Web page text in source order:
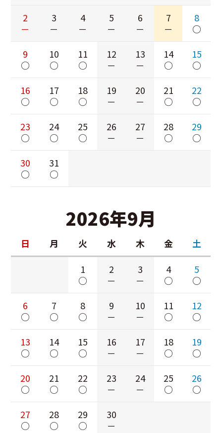
2
－
3
－
4
－
5
－
6
－
7
－
8
○
9
○
10
○
11
○
12
－
13
－
14
○
15
○
16
○
17
○
18
○
19
－
20
－
21
○
22
○
23
○
24
○
25
○
26
－
27
－
28
○
29
○
30
○
31
○
2026年9月
日 月 火 水 木 金
土
1
○
2
－
3
－
4
○
5
○
6
○
7
○
8
○
9
－
10
－
11
○
12
○
13
○
14
○
15
○
16
－
17
－
18
○
19
○
20
○
21
○
22
○
23
－
24
－
25
○
26
○
27
○
28
○
29
○
30
－